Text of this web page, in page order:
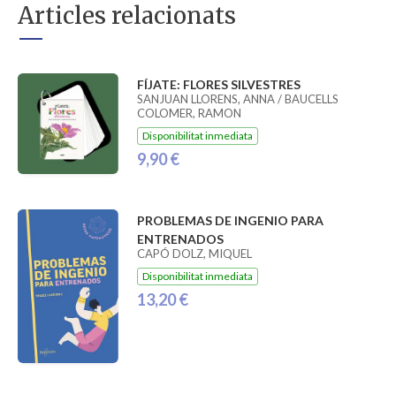
Articles relacionats
FÍJATE: FLORES SILVESTRES
SANJUAN LLORENS, ANNA / BAUCELLS
COLOMER, RAMON
Disponibilitat inmediata
9,90 €
PROBLEMAS DE INGENIO PARA
ENTRENADOS
CAPÓ DOLZ, MIQUEL
Disponibilitat inmediata
13,20 €